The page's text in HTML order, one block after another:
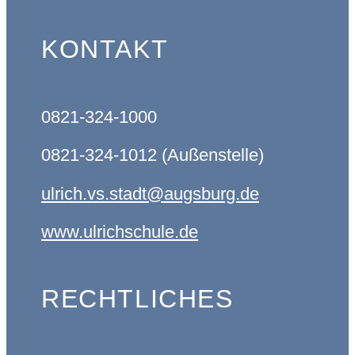
Weg an die Ulrichschule
Edoop
Unsere Regeln
Unterrichtszeiten vor und
nach den Ferien
Infos für Eltern
KONTAKT
0821-324-1000
0821-324-1012 (Außenstelle)
ulrich.vs.stadt@augsburg.de
www.ulrichschule.de
RECHTLICHES